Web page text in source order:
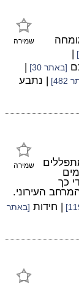
שמירה
|
[באתר 30]
|
| נתבע
שמירה
כך
העירוני.
| חידות [באתר